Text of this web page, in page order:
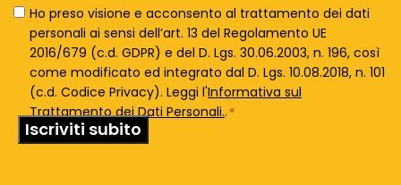
Privacy
Policy
Ho preso visione e acconsento al trattamento dei dati
personali ai sensi dell’art. 13 del Regolamento UE
2016/679 (c.d. GDPR) e del D. Lgs. 30.06.2003, n. 196, così
come modificato ed integrato dal D. Lgs. 10.08.2018, n. 101
(c.d. Codice Privacy). Leggi l'Informativa sul
Trattamento dei Dati Personali.. *